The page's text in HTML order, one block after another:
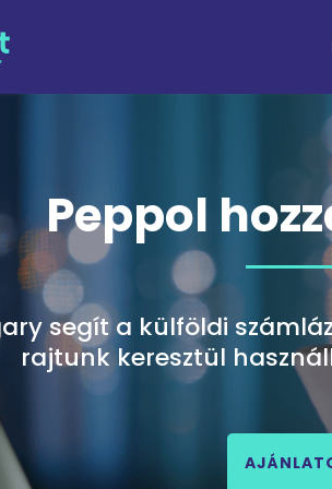
Peppol
segít a külföldi
rajtunk keresztül